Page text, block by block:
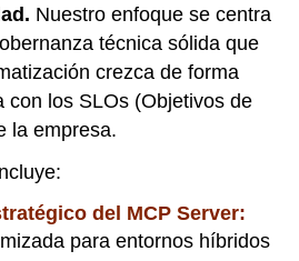
Nuestro enfoque se centra
técnica sólida que
crezca de forma
con los SLOs (Objetivos de
la empresa.
del MCP Server:
para entornos híbridos